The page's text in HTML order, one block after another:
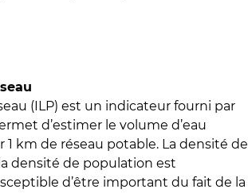
(ILP) est un indicateur fourni par
d’estimer le volume d’eau
km de réseau potable. La densité de
densité de population est
d’être important du fait de la